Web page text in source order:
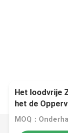
Het loodvrije
het de
Gemakkelijk
MOQ：